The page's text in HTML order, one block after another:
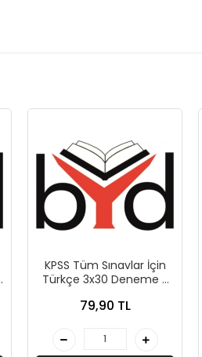
+
+
ŞERİF +
KPSS Tüm Sınavlar İçin
Türkçe 3x30 Deneme -
79,90 TL